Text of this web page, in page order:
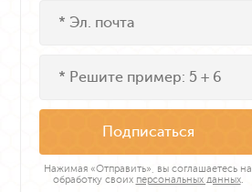
Подписаться
Нажимая «Отправить», вы соглашаетесь на
обработку своих персональных данных.